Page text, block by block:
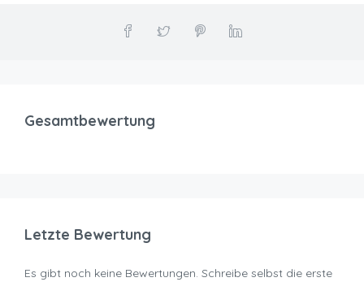
Gesamtbewertung
Letzte Bewertung
Es gibt noch keine Bewertungen. Schreibe selbst die erste